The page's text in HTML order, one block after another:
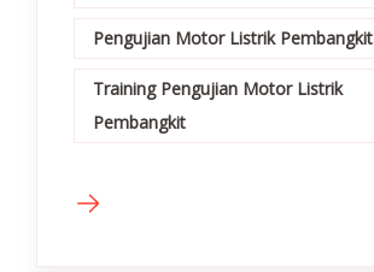
Pengujian Motor Listrik Pembangkit
Training Pengujian Motor Listrik
Pembangkit